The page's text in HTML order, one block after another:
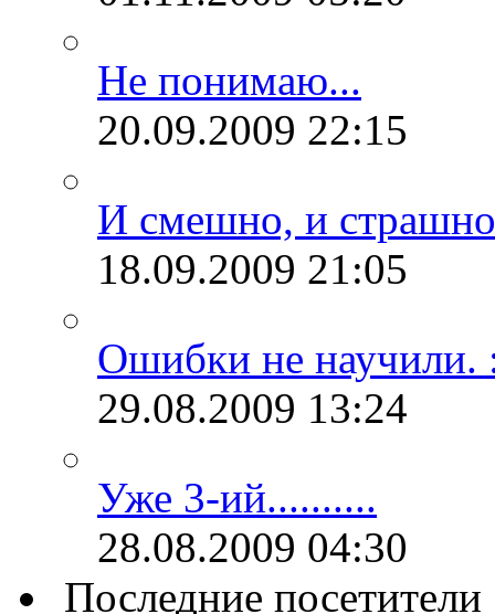
Не понимаю...
20.09.2009 22:15
И смешно, и
18.09.2009 21:05
Ошибки не научили.
29.08.2009 13:24
Уже 3-ий..........
28.08.2009 04:30
Последние посетители